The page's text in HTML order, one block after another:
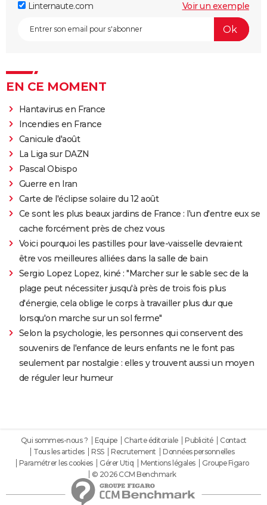
Linternaute.com Voir un exemple
EN CE MOMENT
Hantavirus en France
Incendies en France
Canicule d'août
La Liga sur DAZN
Pascal Obispo
Guerre en Iran
Carte de l'éclipse solaire du 12 août
Ce sont les plus beaux jardins de France : l'un d'entre eux se
cache forcément près de chez vous
Voici pourquoi les pastilles pour lave-vaisselle devraient
être vos meilleures alliées dans la salle de bain
Sergio Lopez Lopez, kiné : "Marcher sur le sable sec de la
plage peut nécessiter jusqu'à près de trois fois plus
d'énergie, cela oblige le corps à travailler plus dur que
lorsqu'on marche sur un sol ferme"
Selon la psychologie, les personnes qui conservent des
souvenirs de l'enfance de leurs enfants ne le font pas
seulement par nostalgie : elles y trouvent aussi un moyen
de réguler leur humeur
Qui sommes-nous ? Equipe Charte éditoriale Publicité
Contact
Tous les articles
RSS Recrutement
Données personnelles
Paramétrer les cookies
Gérer Utiq Mentions légales
Groupe Figaro
© 2026 CCM Benchmark